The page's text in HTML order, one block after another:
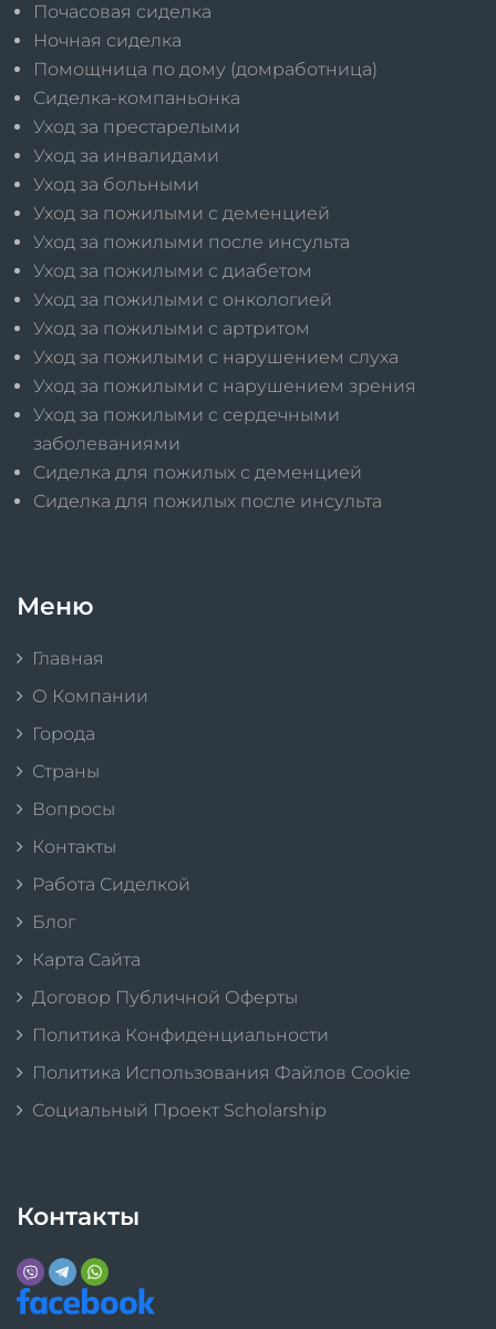
Почасовая сиделка
Ночная сиделка
Помощница по дому (домработница)
Сиделка-компаньонка
Уход за престарелыми
Уход за инвалидами
Уход за больными
Уход за пожилыми с деменцией
Уход за пожилыми после инсульта
Уход за пожилыми с диабетом
Уход за пожилыми с онкологией
Уход за пожилыми с артритом
Уход за пожилыми с нарушением слуха
Уход за пожилыми с нарушением зрения
Уход за пожилыми с сердечными
заболеваниями
Сиделка для пожилых с деменцией
Сиделка для пожилых после инсульта
Меню
Главная
О Компании
Города
Страны
Вопросы
Контакты
Работа Сиделкой
Блог
Карта Сайта
Договор Публичной Оферты
Политика Конфиденциальности
Политика Использования Файлов Cookie
Социальный Проект Scholarship
Контакты